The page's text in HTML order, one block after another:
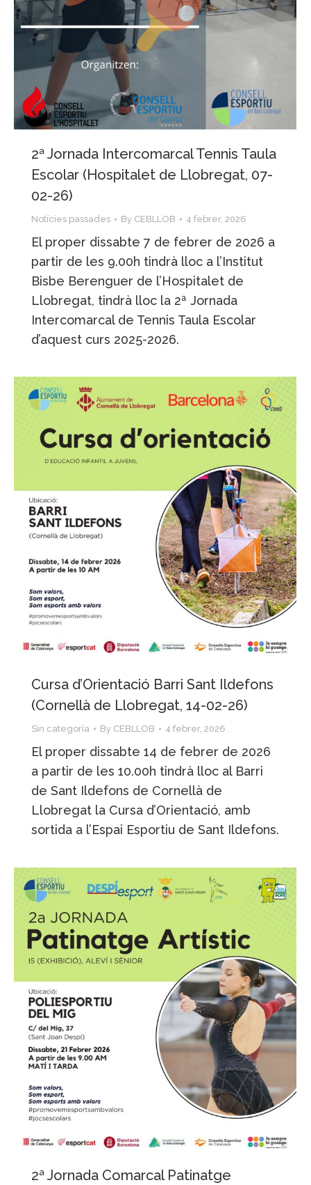
2ª Jornada Intercomarcal Tennis Taula
Escolar (Hospitalet de Llobregat, 07-
02-26)
Notícies passades By CEBLLOB 4 febrer, 2026
El proper dissabte 7 de febrer de 2026 a
partir de les 9.00h tindrà lloc a l’Institut
Bisbe Berenguer de l’Hospitalet de
Llobregat, tindrà lloc la 2ª Jornada
Intercomarcal de Tennis Taula Escolar
d’aquest curs 2025-2026.
Cursa d’Orientació Barri Sant Ildefons
(Cornellà de Llobregat, 14-02-26)
Sin categoría By CEBLLOB 4 febrer, 2026
El proper dissabte 14 de febrer de 2026
a partir de les 10.00h tindrà lloc al Barri
de Sant Ildefons de Cornellà de
Llobregat la Cursa d’Orientació, amb
sortida a l’Espai Esportiu de Sant Ildefons.
2ª Jornada Comarcal Patinatge